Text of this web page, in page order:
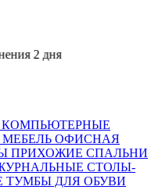
2 дня
КОМПЬЮТЕРНЫЕ
ОФИСНАЯ
ПРИХОЖИЕ СПАЛЬНИ
СТОЛЫ-
ТУМБЫ ДЛЯ ОБУВИ